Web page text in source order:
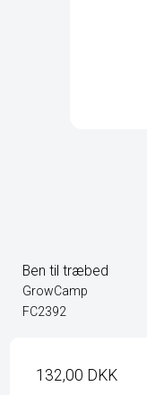
Ben til træbed
GrowCamp
FC2392
132,00 DKK